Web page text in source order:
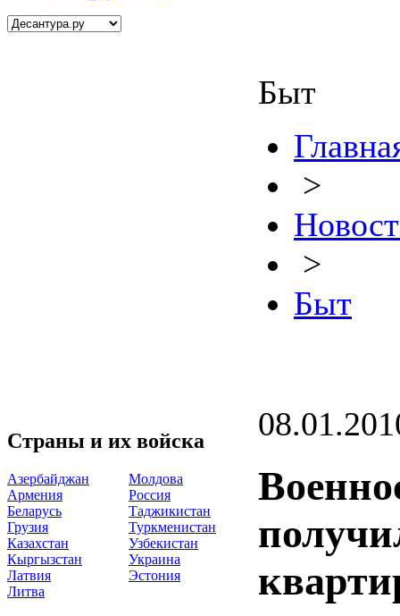
Страны и их войска
Азербайджан
Армения
Беларусь
Грузия
Казахстан
Кыргызстан
Латвия
Литва
Молдова
Россия
Таджикистан
Туркменистан
Узбекистан
Украина
Эстония
Быт
>
>
Быт